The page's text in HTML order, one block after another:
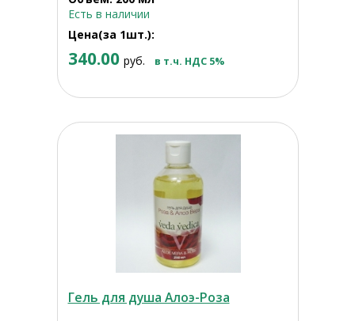
Есть в наличии
Цена(за 1шт.):
340.00 руб. в т.ч. НДС 5%
Гель для душа Алоэ-Роза